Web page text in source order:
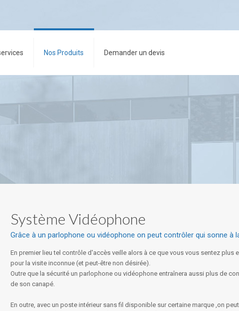
Nos Produits Demander un devis
Système Vidéophone
Grâce à un parlophone ou vidéophone on peut contrôler qui sonne à
En premier lieu tel contrôle d'accès veille alors à ce que vous vous sentez plus
pour la visite inconnue (et peut-être non désirée).
Outre que la sécurité un parlophone ou vidéophone entraînera aussi plus de
de son canapé.
En outre, avec un poste intérieur sans fil disponible sur certaine marque ,on